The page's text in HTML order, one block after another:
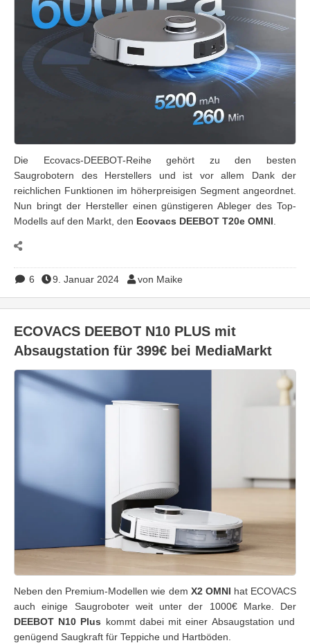
Die Ecovacs-DEEBOT-Reihe gehört zu den besten
Saugrobotern des Herstellers und ist vor allem Dank der
reichlichen Funktionen im höherpreisigen Segment angeordnet.
Nun bringt der Hersteller einen günstigeren Ableger des Top-
Modells auf den Markt, den Ecovacs DEEBOT T20e OMNI
6 9. Januar 2024 von Maike
ECOVACS DEEBOT N10 PLUS mit
Absaugstation für 399€ bei MediaMarkt
Neben den Premium-Modellen wie dem X2 OMNI hat ECOVACS
auch einige Saugroboter weit unter der 1000€ Marke. Der
DEEBOT N10 Plus kommt dabei mit einer Absaugstation und
genügend Saugkraft für Teppiche und Hartböden.